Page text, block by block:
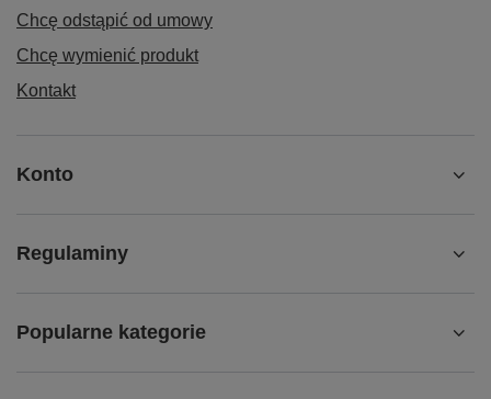
Chcę odstąpić od umowy
Chcę wymienić produkt
Kontakt
Konto
Regulaminy
Popularne kategorie